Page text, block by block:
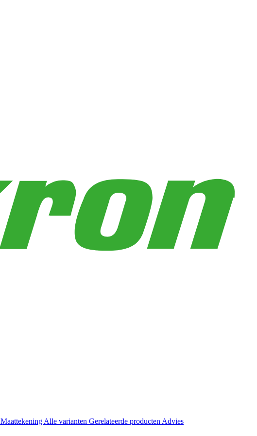
Maattekening Alle varianten Gerelateerde producten Advies